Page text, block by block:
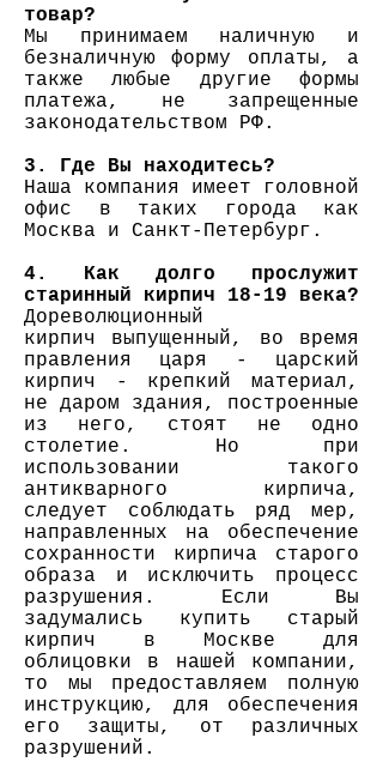
товар?
Мы принимаем наличную и
безналичную форму оплаты, а
также любые другие формы
платежа, не запрещенные
законодательством РФ.
3. Где Вы находитесь?
Наша компания имеет головной
офис в таких города как
Москва и Санкт-Петербург.
4. Как долго прослужит
старинный кирпич 18-19 века?
Дореволюционный
кирпич
выпущенный, во время
правления царя - царский
кирпич - крепкий материал,
не даром здания, построенные
из него, стоят не одно
столетие. Но при
использовании такого
антикварного кирпича,
следует соблюдать ряд мер,
направленных на обеспечение
сохранности кирпича старого
образа и исключить процесс
разрушения. Если Вы
задумались купить старый
кирпич в Москве для
облицовки в нашей компании,
то мы предоставляем полную
инструкцию, для обеспечения
его защиты, от различных
разрушений.